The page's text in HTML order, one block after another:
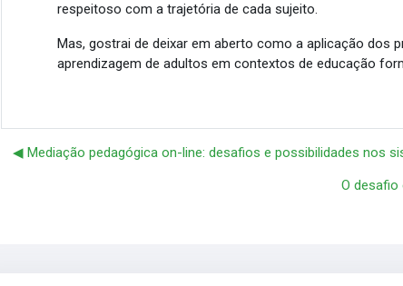
respeitoso com a trajetória de cada sujeito.
Mas, gostrai de deixar em aberto como a aplicação dos
aprendizagem de adultos em contextos de educação
◀︎ Mediação pedagógica on-line: desafios e possibilidades nos
O desafio